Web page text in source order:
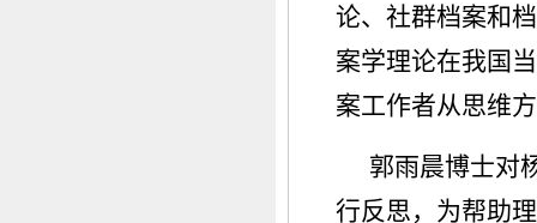
论、社群档案和
案学理论在我国
案工作者从思维
郭雨晨博士对
行反思，为帮助